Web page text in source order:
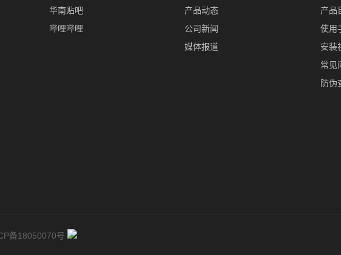
华南贴吧
哔哩哔哩
产品动态
公司新闻
媒体报道
产品
使用
安装
常见
防伪
备18050070号